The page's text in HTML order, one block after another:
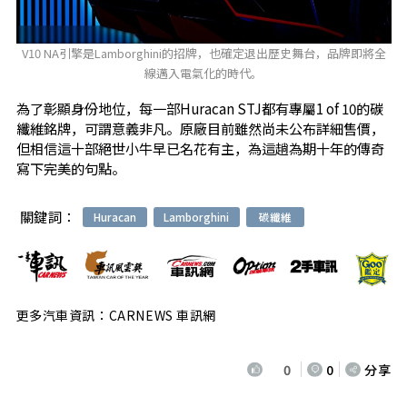
V10 NA引擎是Lamborghini的招牌，也確定退出歷史舞台，品牌即將全
線邁入電氣化的時代。
為了彰顯身份地位，每一部Huracan STJ都有專屬1 of 10的碳
纖維銘牌，可謂意義非凡。原廠目前雖然尚未公布詳細售價，
但相信這十部絕世小牛早已名花有主，為這趟為期十年的傳奇
寫下完美的句點。
關鍵詞： Huracan Lamborghini 碳纖維
更多汽車資訊：CARNEWS 車訊網
0 0 分享